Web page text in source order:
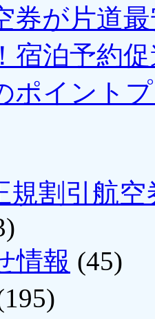
券が片道最
宿泊予約
ポイント
規割引航空
情報 (45)